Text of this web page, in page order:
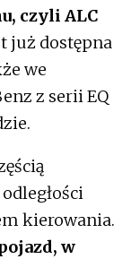
czyli ALC
już dostępna
we
z serii EQ
kierowania.
w